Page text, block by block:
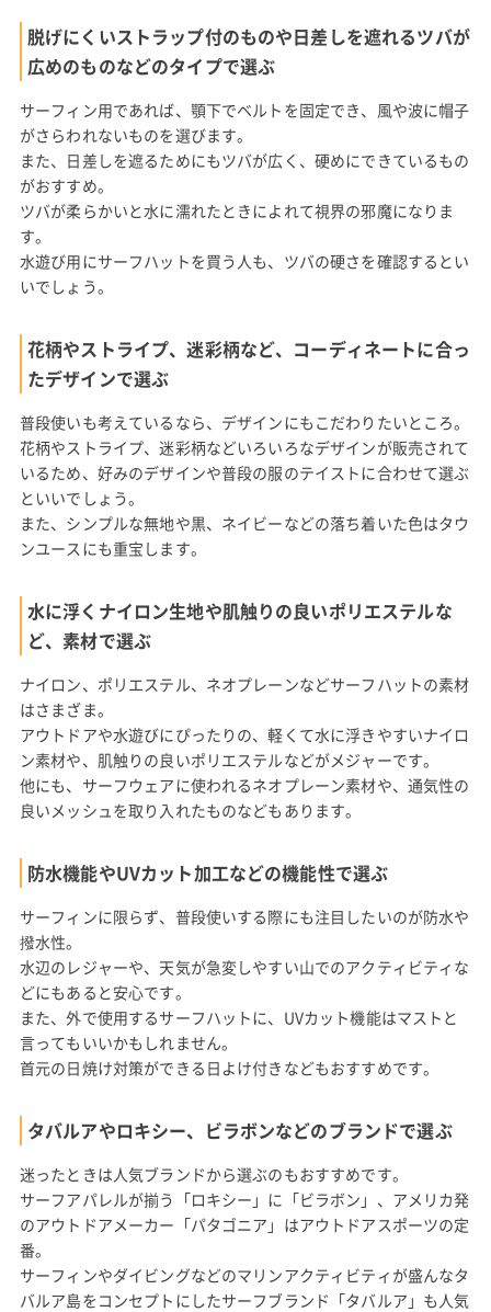
脱げにくいストラップ付のものや日差しを遮れるツバが
広めのものなどのタイプで選ぶ
サーフィン用であれば、顎下でベルトを固定でき、風や波に帽子
がさらわれないものを選びます。
また、日差しを遮るためにもツバが広く、硬めにできているもの
がおすすめ。
ツバが柔らかいと水に濡れたときによれて視界の邪魔になりま
す。
水遊び用にサーフハットを買う人も、ツバの硬さを確認するとい
いでしょう。
花柄やストライプ、迷彩柄など、コーディネートに合っ
たデザインで選ぶ
普段使いも考えているなら、デザインにもこだわりたいところ。
花柄やストライプ、迷彩柄などいろいろなデザインが販売されて
いるため、好みのデザインや普段の服のテイストに合わせて選ぶ
といいでしょう。
また、シンプルな無地や黒、ネイビーなどの落ち着いた色はタウ
ンユースにも重宝します。
水に浮くナイロン生地や肌触りの良いポリエステルな
ど、素材で選ぶ
ナイロン、ポリエステル、ネオプレーンなどサーフハットの素材
はさまざま。
アウトドアや水遊びにぴったりの、軽くて水に浮きやすいナイロ
ン素材や、肌触りの良いポリエステルなどがメジャーです。
他にも、サーフウェアに使われるネオプレーン素材や、通気性の
良いメッシュを取り入れたものなどもあります。
防水機能やUVカット加工などの機能性で選ぶ
サーフィンに限らず、普段使いする際にも注目したいのが防水や
撥水性。
水辺のレジャーや、天気が急変しやすい山でのアクティビティな
どにもあると安心です。
また、外で使用するサーフハットに、UVカット機能はマストと
言ってもいいかもしれません。
首元の日焼け対策ができる日よけ付きなどもおすすめです。
タバルアやロキシー、ビラボンなどのブランドで選ぶ
迷ったときは人気ブランドから選ぶのもおすすめです。
サーフアパレルが揃う「ロキシー」に「ビラボン」、アメリカ発
のアウトドアメーカー「パタゴニア」はアウトドアスポーツの定
番。
サーフィンやダイビングなどのマリンアクティビティが盛んなタ
バルア島をコンセプトにしたサーフブランド「タバルア」も人気